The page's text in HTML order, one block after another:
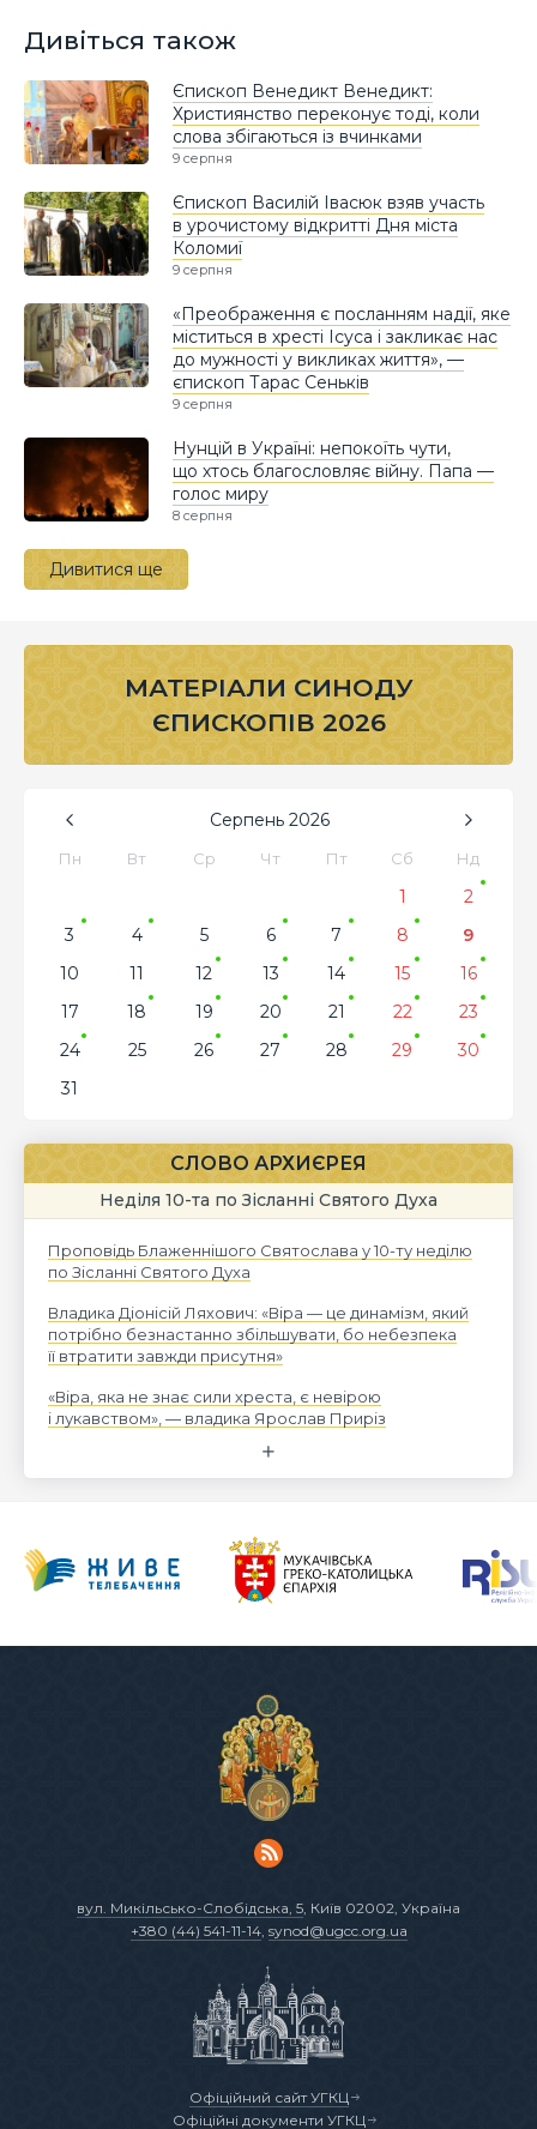
Дивіться також
Єпископ Венедикт Венедикт:
Християнство переконує тоді, коли
слова збігаються із вчинками
9 серпня
Єпископ Василій Івасюк взяв участь
в урочистому відкритті Дня міста
Коломиї
9 серпня
«Преображення є посланням надії, яке
міститься в хресті Ісуса і закликає нас
до мужності у викликах життя», —
єпископ Тарас Сеньків
9 серпня
Нунцій в Україні: непокоїть чути,
що хтось благословляє війну. Папа —
голос миру
8 серпня
Дивитися ще
МАТЕРІАЛИ СИНОДУ
ЄПИСКОПІВ 2026
Серпень 2026
Пн Вт Ср Чт Пт Сб Нд
1
2
3
4 5 6 7 8
9
10
11 12 13 14 15
16
17
18 19 20 21 22
23
24
25 26 27 28 29
30
31
СЛОВО АРХИЄРЕЯ
Неділя 10-та по Зісланні Святого Духа
Проповідь Блаженнішого Святослава у 10-ту неділю
по Зісланні Святого Духа
Владика Діонісій Ляхович: «Віра — це динамізм, який
потрібно безнастанно збільшувати, бо небезпека
її втратити завжди присутня»
«Віра, яка не знає сили хреста, є невірою
і лукавством», — владика Ярослав Приріз
вул. Микільсько-Слобідська, 5 , Київ 02002, Україна
+380 (44) 541-11-14, synod@ugcc.org.ua
Офіційний сайт УГКЦ
Офіційні документи УГКЦ